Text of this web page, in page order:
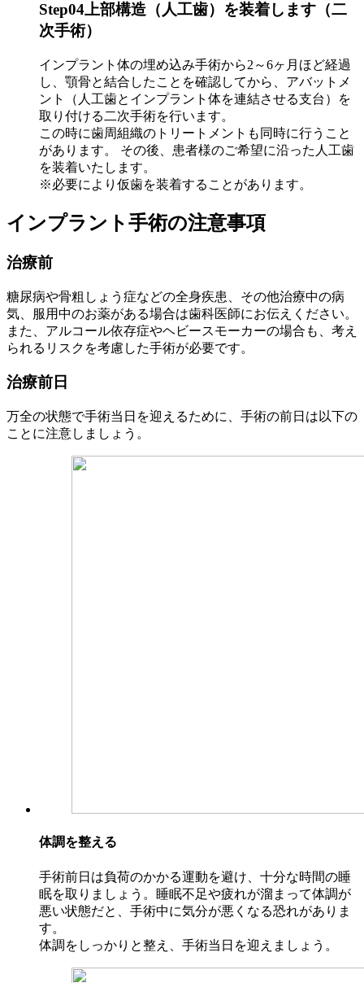
Step04上部構造（人工歯）を装着します（二
次手術）
インプラント体の埋め込み手術から2～6ヶ月ほど経過
し、顎骨と結合したことを確認してから、アバットメ
ント（人工歯とインプラント体を連結させる支台）を
取り付ける二次手術を行います。
この時に歯周組織のトリートメントも同時に行うこと
があります。 その後、患者様のご希望に沿った人工歯
を装着いたします。
※必要により仮歯を装着することがあります。
インプラント手術の注意事項
治療前
糖尿病や骨粗しょう症などの全身疾患、その他治療中の病
気、服用中のお薬がある場合は歯科医師にお伝えください。
また、アルコール依存症やヘビースモーカーの場合も、考え
られるリスクを考慮した手術が必要です。
治療前日
万全の状態で手術当日を迎えるために、手術の前日は以下の
ことに注意しましょう。
体調を整える
手術前日は負荷のかかる運動を避け、十分な時間の睡
眠を取りましょう。睡眠不足や疲れが溜まって体調が
悪い状態だと、手術中に気分が悪くなる恐れがありま
す。
体調をしっかりと整え、手術当日を迎えましょう。